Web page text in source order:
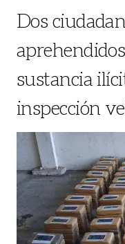
Dos
sustancia
inspección